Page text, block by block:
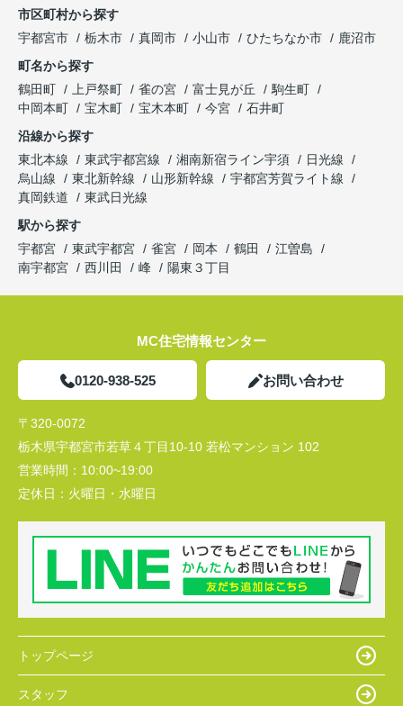
市区町村から探す
宇都宮市
栃木市 真岡市 小山市 ひたちなか市
鹿沼市
町名から探す
鶴田町
上戸祭町 雀の宮 富士見が丘
駒生町
中岡本町
宝木町 宝木本町 今宮
石井町
沿線から探す
東北本線
東武宇都宮線 湘南新宿ライン宇須
日光線
烏山線
東北新幹線 山形新幹線
宇都宮芳賀ライト線
真岡鉄道
東武日光線
駅から探す
宇都宮
東武宇都宮 雀宮 岡本 鶴田
江曽島
南宇都宮
西川田 峰 陽東３丁目
MC住宅情報センター
0120-938-525 お問い合わせ
〒320-0072
栃木県宇都宮市若草４丁目10-10 若松マンション 102
営業時間： 10:00~19:00
定休日： 火曜日・水曜日
トップページ
スタッフ